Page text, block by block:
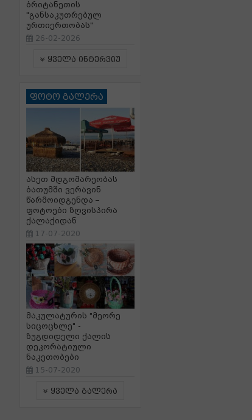
ბრიტანეთის
"განსაკუთრებულ
ურთიერთობას"
26-02-2026
ყველა ინტერვიუ
ფოტო გალერა
ასეთ მდგომარეობას
ბათუმში ვერავინ
წარმოიდგენდა –
ფოტოები ზღვისპირა
ქალაქიდან
17-07-2020
მაკულატურის "მეორე
სიცოცხლე" -
ზუგდიდელი ქალის
დეკორატიული
ნაკეთობები
15-07-2020
ყველა გალერა